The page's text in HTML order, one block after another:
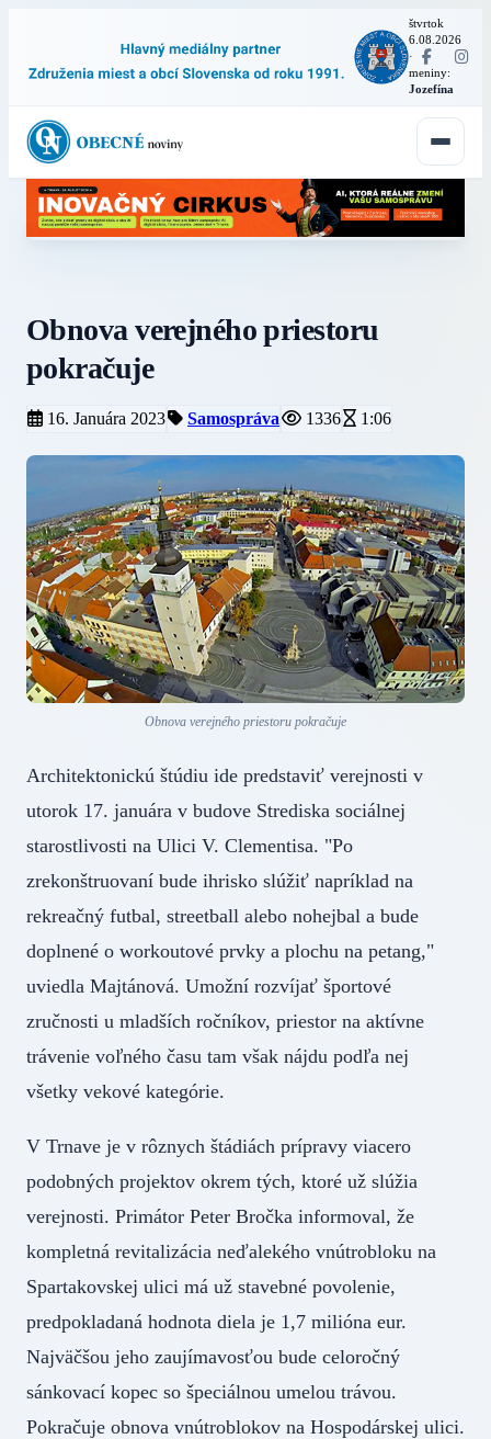
štvrtok
6.08.2026
·
meniny:
Jozefína
Obnova verejného priestoru
pokračuje
16. Januára 2023 Samospráva 1336 1:06
Obnova verejného priestoru pokračuje
Architektonickú štúdiu ide predstaviť verejnosti v
utorok 17. januára v budove Strediska sociálnej
starostlivosti na Ulici V. Clementisa. "Po
zrekonštruovaní bude ihrisko slúžiť napríklad na
rekreačný futbal, streetball alebo nohejbal a bude
doplnené o workoutové prvky a plochu na petang,"
uviedla Majtánová. Umožní rozvíjať športové
zručnosti u mladších ročníkov, priestor na aktívne
trávenie voľného času tam však nájdu podľa nej
všetky vekové kategórie.
V Trnave je v rôznych štádiách prípravy viacero
podobných projektov okrem tých, ktoré už slúžia
verejnosti. Primátor Peter Bročka informoval, že
kompletná revitalizácia neďalekého vnútrobloku na
Spartakovskej ulici má už stavebné povolenie,
predpokladaná hodnota diela je 1,7 milióna eur.
Najväčšou jeho zaujímavosťou bude celoročný
sánkovací kopec so špeciálnou umelou trávou.
Pokračuje obnova vnútroblokov na Hospodárskej ulici.